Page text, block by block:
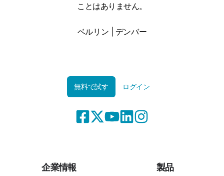
ことはありません。
ベルリン | デンバー
無料で試す ログイン
企業情報 製品